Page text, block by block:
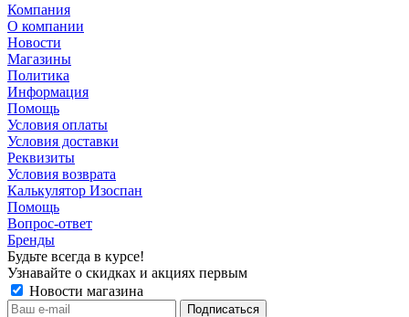
Компания
О компании
Новости
Магазины
Политика
Информация
Помощь
Условия оплаты
Условия доставки
Реквизиты
Условия возврата
Калькулятор Изоспан
Помощь
Вопрос-ответ
Бренды
Будьте всегда в курсе!
Узнавайте о скидках и акциях первым
Новости магазина